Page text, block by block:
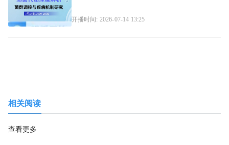
开播时间: 2026-07-14 13:25
相关阅读
查看更多